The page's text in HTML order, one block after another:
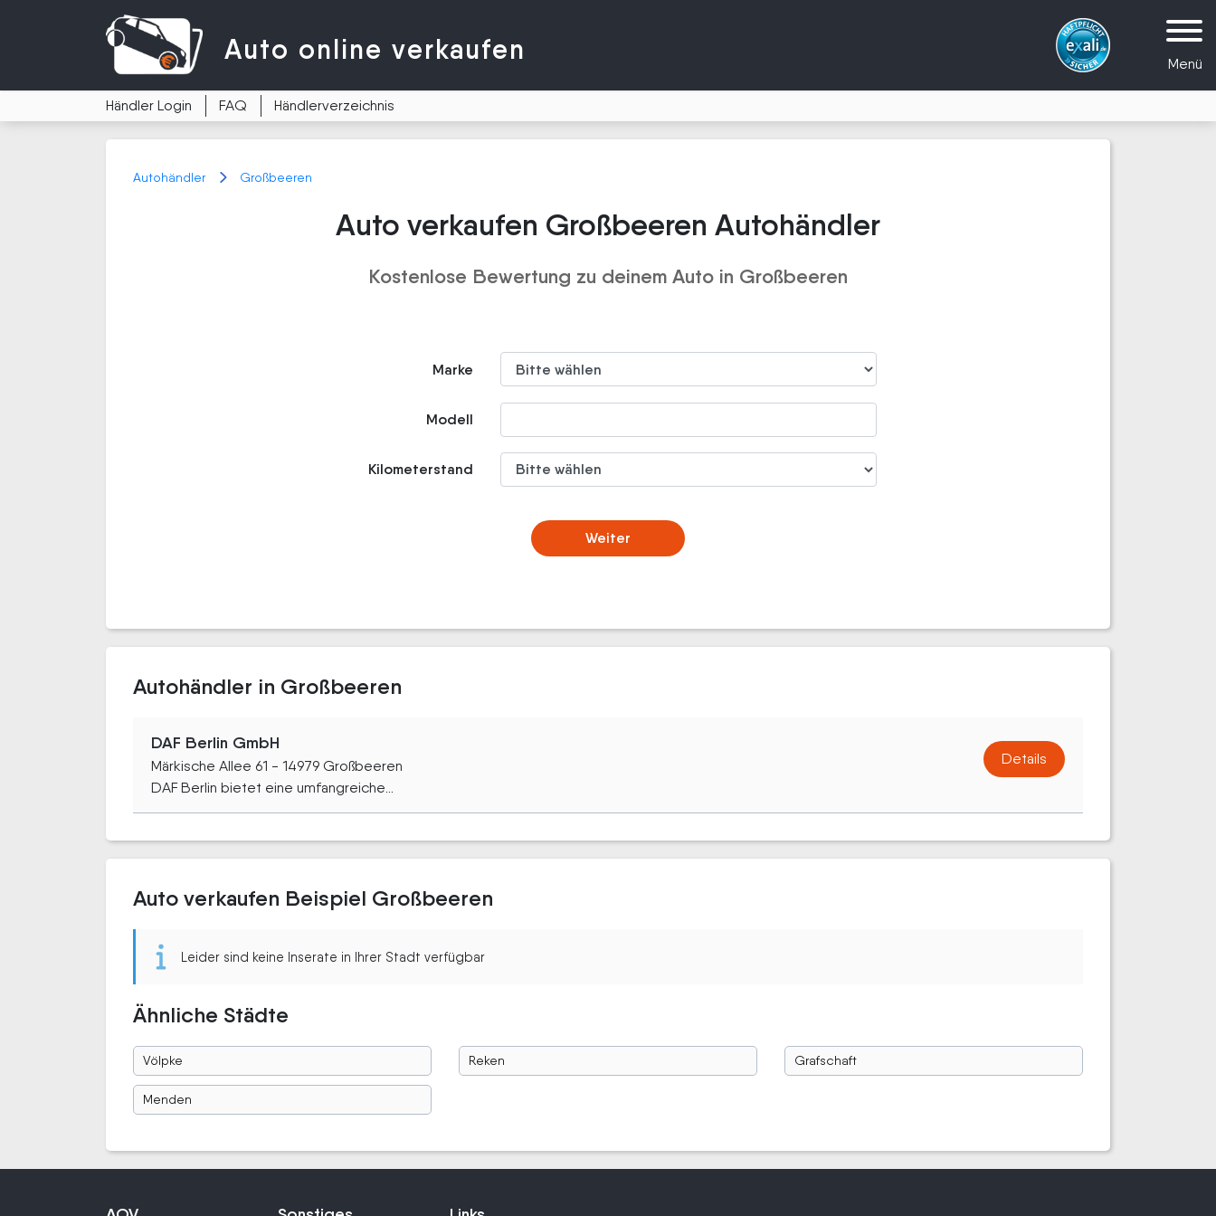
Menü
Auto online verkaufen
Händler Login FAQ Händlerverzeichnis
Autohändler Großbeeren
Auto verkaufen Großbeeren Autohändler
Kostenlose Bewertung zu deinem Auto in Großbeeren
Marke
Modell
Kilometerstand
Weiter
Autohändler in Großbeeren
DAF Berlin GmbH
Märkische Allee 61 - 14979 Großbeeren
DAF Berlin bietet eine umfangreiche...
Details
Auto verkaufen Beispiel Großbeeren
Leider sind keine Inserate in Ihrer Stadt verfügbar
Ähnliche Städte
Völpke Reken Grafschaft
Menden